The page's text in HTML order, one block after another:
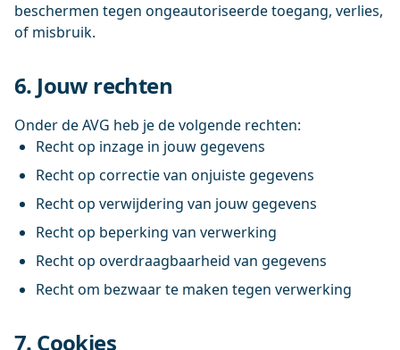
beschermen tegen ongeautoriseerde toegang, verlies,
of misbruik.
6. Jouw rechten
Onder de AVG heb je de volgende rechten:
Recht op inzage in jouw gegevens
Recht op correctie van onjuiste gegevens
Recht op verwijdering van jouw gegevens
Recht op beperking van verwerking
Recht op overdraagbaarheid van gegevens
Recht om bezwaar te maken tegen verwerking
7. Cookies